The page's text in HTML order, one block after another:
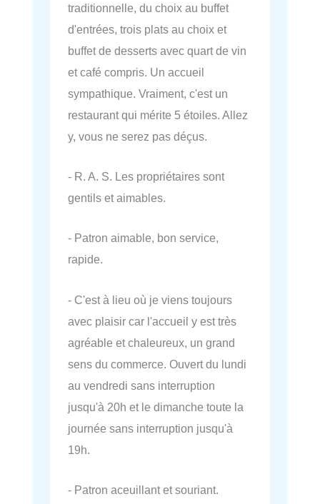
traditionnelle, du choix au buffet
d'entrées, trois plats au choix et
buffet de desserts avec quart de vin
et café compris. Un accueil
sympathique. Vraiment, c'est un
restaurant qui mérite 5 étoiles. Allez
y, vous ne serez pas déçus.
- R. A. S. Les propriétaires sont
gentils et aimables.
- Patron aimable, bon service,
rapide.
- C'est à lieu où je viens toujours
avec plaisir car l'accueil y est très
agréable et chaleureux, un grand
sens du commerce. Ouvert du lundi
au vendredi sans interruption
jusqu'à 20h et le dimanche toute la
journée sans interruption jusqu'à
19h.
- Patron aceuillant et souriant.